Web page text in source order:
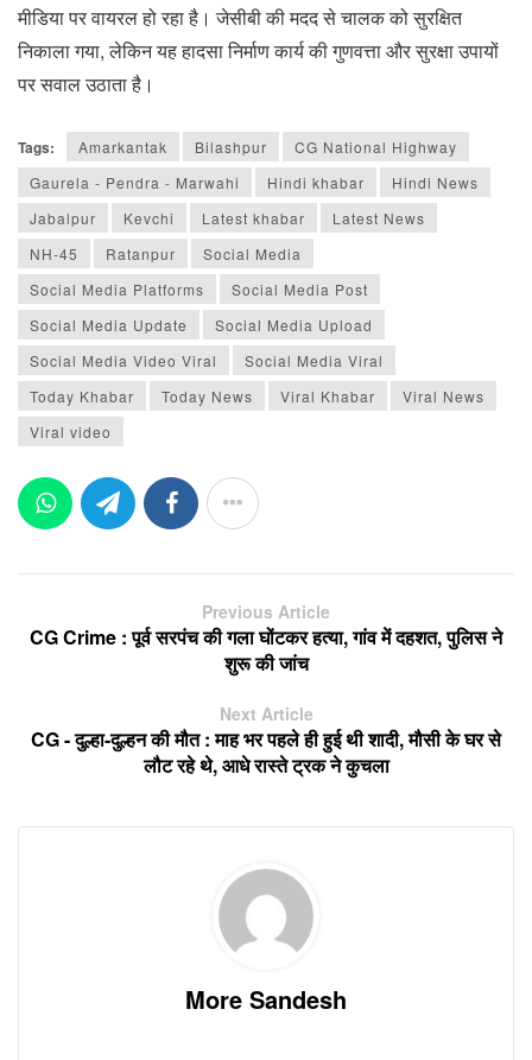
मीडिया पर वायरल हो रहा है। जेसीबी की मदद से चालक को सुरक्षित
निकाला गया, लेकिन यह हादसा निर्माण कार्य की गुणवत्ता और सुरक्षा उपायों
पर सवाल उठाता है।
Tags: Amarkantak Bilashpur
CG National Highway
Gaurela - Pendra - Marwahi
Hindi khabar
Hindi News
Jabalpur
Kevchi Latest khabar
Latest News
NH-45
Ratanpur
Social Media
Social Media Platforms
Social Media Post
Social Media Update
Social Media Upload
Social Media Video Viral
Social Media Viral
Today Khabar
Today News Viral Khabar
Viral News
Viral video
Previous Article
CG Crime : पूर्व सरपंच की गला घोंटकर हत्या, गांव में दहशत, पुलिस ने
शुरू की जांच
Next Article
CG - दुल्हा-दुल्हन की मौत : माह भर पहले ही हुई थी शादी, मौसी के घर से
लौट रहे थे, आधे रास्ते ट्रक ने कुचला
More Sandesh